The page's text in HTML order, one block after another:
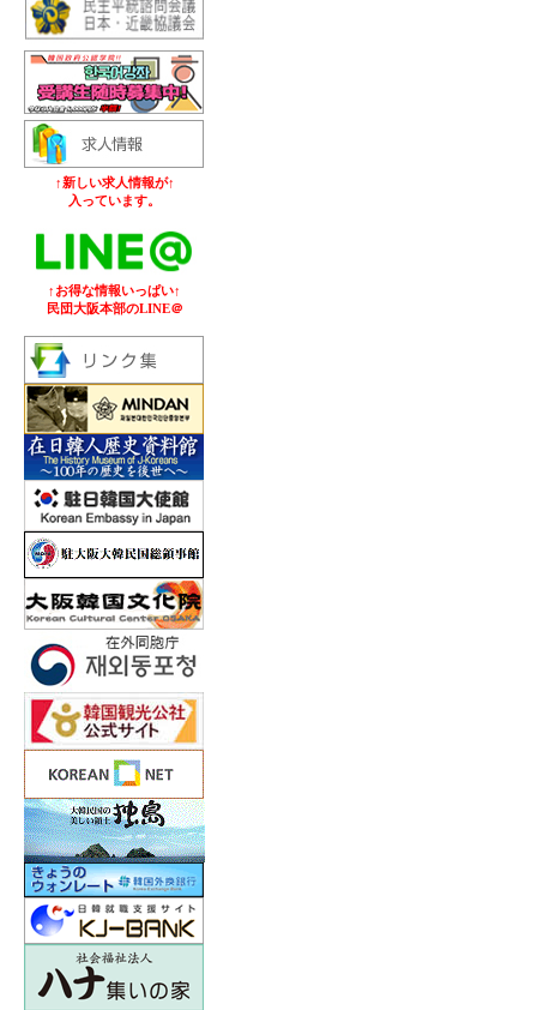
↑新しい求人情報が↑
入っています。
↑お得な情報いっぱい↑
民団大阪本部のLINE＠